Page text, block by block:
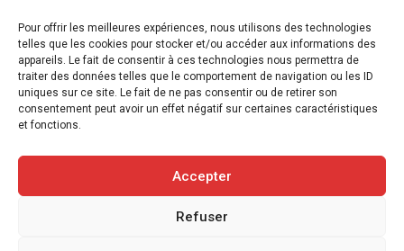
Pour offrir les meilleures expériences, nous utilisons des technologies
telles que les cookies pour stocker et/ou accéder aux informations des
appareils. Le fait de consentir à ces technologies nous permettra de
traiter des données telles que le comportement de navigation ou les ID
uniques sur ce site. Le fait de ne pas consentir ou de retirer son
consentement peut avoir un effet négatif sur certaines caractéristiques
et fonctions.
Accepter
Refuser
Balou a besoin de vous : un appel à la
solidarité
5 août 2026